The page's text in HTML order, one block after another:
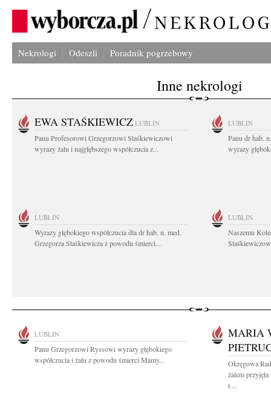
Nekrologi Odeszli Poradnik pogrzebowy
Inne nekrologi
EWA STAŚKIEWICZ LUBLIN
Panu Profesorowi Grzegorzowi Staśkiewiczowi
wyrazy żalu i najgłębszego współczucia z...
LUBLIN
Panu dr hab.
wyrazy
LUBLIN
Wyrazy głębokiego współczucia dla dr hab. n. med.
Grzegorza Staśkiewicza z powodu śmierci...
LUBLIN
Naszemu
LUBLIN
Panu Grzegorzowi Ryssowi wyrazy głębokiego
współczucia i żalu z powodu śmierci Mamy...
MARIA
Okręgowa
żalem
r....